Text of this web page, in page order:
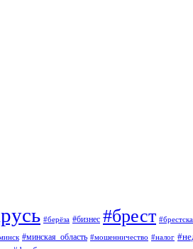
#берёза #бизнес #брест
#минская_область #мошенничество #налог